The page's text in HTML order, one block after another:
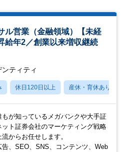
ル営業（金融領域）【未経
給年2／創業以来増収継続
ティティ
休日120日以上 産休・育休あり
もが知っているメガバンクや大手証
ット証券会社のマーケティング戦略
からお任せします。
告、SEO、SNS、コンテンツ、Web